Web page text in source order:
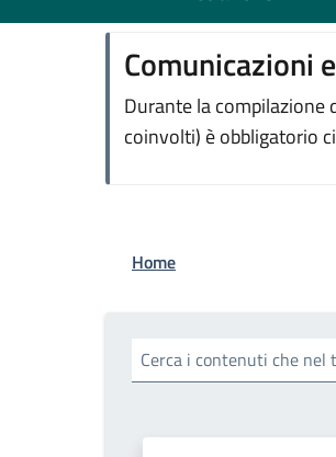
Comunicazioni
Durante la compilazione
coinvolti) è obbligatorio
Briciole di
Home
Cerca i contenuti che nel